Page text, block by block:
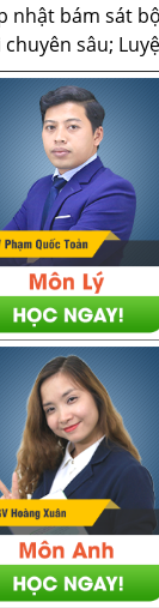
nhật bám sát
sâu;